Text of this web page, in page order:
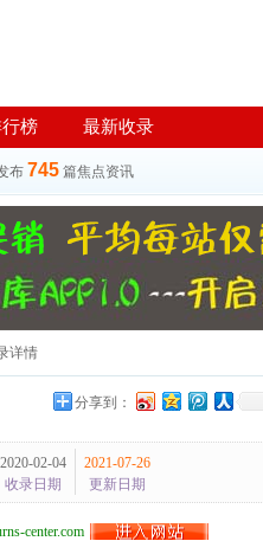
榜 最新收录
布 745 篇焦点资讯
详情
分享到：
2020-02-04
收录日期
2021-07-26
更新日期
center.com